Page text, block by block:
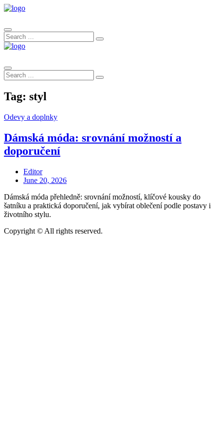
Search
for:
Search
Search
for:
Search
Tag: styl
Odevy a doplnky
Dámská móda: srovnání možností a
doporučení
Editor
Posted
June 20, 2026
Dámská móda přehledně: srovnání možností, klíčové kousky do
šatníku a praktická doporučení, jak vybírat oblečení podle postavy i
životního stylu.
Copyright © All rights reserved.